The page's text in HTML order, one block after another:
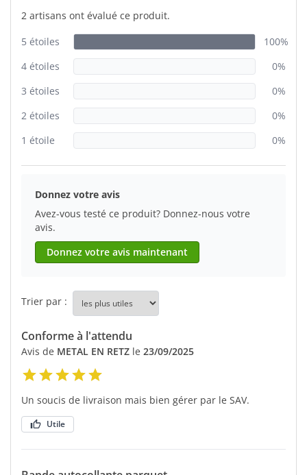
2 artisans ont évalué ce produit.
5 étoiles
100%
4 étoiles
0%
3 étoiles
0%
2 étoiles
0%
1 étoile
0%
Donnez votre avis
Avez-vous testé ce produit? Donnez-nous votre
avis.
Donnez votre avis maintenant
Trier par :
Conforme à l'attendu
Avis de METAL EN RETZ le 23/09/2025
Un soucis de livraison mais bien gérer par le SAV.
Utile